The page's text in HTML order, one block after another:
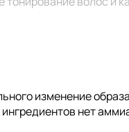
изменение
нет